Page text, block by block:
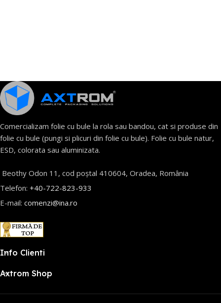
Comercializam folie cu bule la rola sau bandou, cat si produse din
folie cu bule (pungi si plicuri din folie cu bule). Folie cu bule natur,
ESD, colorata sau aluminizata.
Beothy Odon 11, cod poștal 410604, Oradea, România
Telefon: +40-722-823-933
E-mail: comenzi@ina.ro
Info Clienti
Axtrom Shop